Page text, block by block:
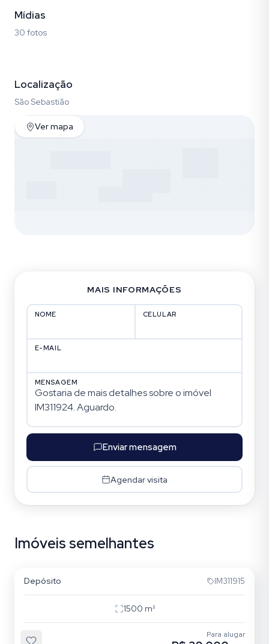
Mídias
30 fotos
Localização
São Sebastião
Ver mapa
MAIS INFORMAÇÕES
NOME CELULAR
E-MAIL
MENSAGEM
Enviar mensagem
Agendar visita
Imóveis semelhantes
Sarandi
Depósito IM311915
1500 m²
Para alugar